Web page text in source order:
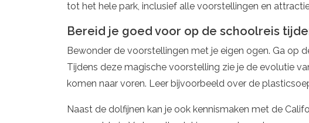
tot het hele park, inclusief alle voorstellingen en
Bereid je goed voor op de schoolreis
Bewonder de voorstellingen met je eigen ogen. Ga op
Tijdens deze magische voorstelling zie je de evolutie
komen naar voren. Leer bijvoorbeeld over de
Naast de dolfijnen kan je ook kennismaken met de